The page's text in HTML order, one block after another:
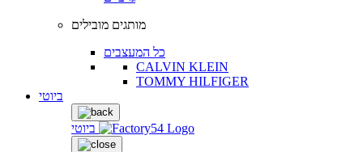
מותגים מובילים
כל המעצבים
CALVIN KLEIN
TOMMY HILFIGER
ביוטי
ביוטי